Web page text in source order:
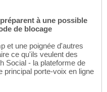
à une possible
de blocage
et une poignée d'autres
ce qu'ils veulent des
Social - la plateforme de
principal porte-voix en ligne